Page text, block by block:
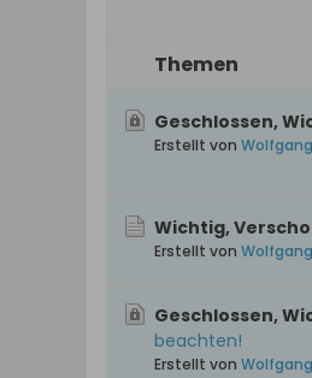
Themen
Geschlossen,
Erstellt von Wolfgang
Wichtig,
Erstellt von Wolfgang
Geschlossen,
beachten!
Erstellt von Wolfgang